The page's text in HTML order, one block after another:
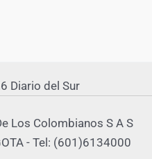
Diario del Sur
Los Colombianos S A S
- Tel: (601)6134000